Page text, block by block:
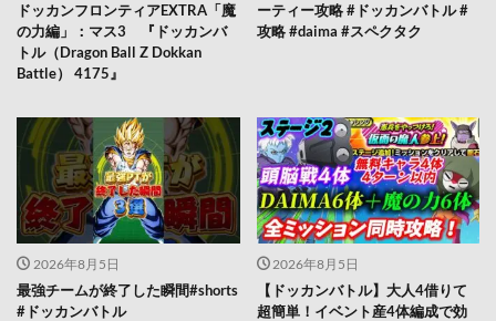
ドッカンフロンティアEXTRA「魔
の力編」：マス3 『ドッカンバ
トル（Dragon Ball Z Dokkan
Battle） 4175』
ーティー攻略 #ドッカンバトル #
攻略 #daima #スペクタク
2026年8月5日
最強チームが終了した瞬間#shorts
#ドッカンバトル
2026年8月5日
【ドッカンバトル】大人4借りて
超簡単！イベント産4体編成で効